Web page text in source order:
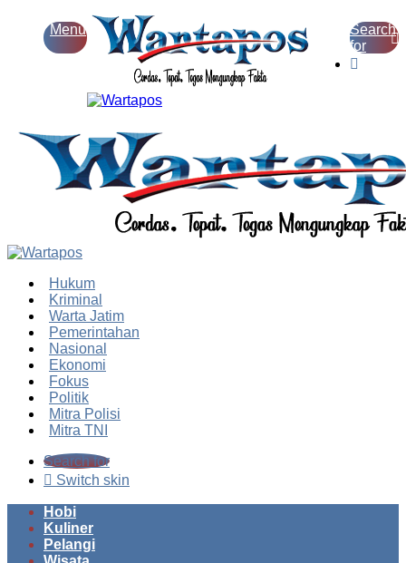
Menu
Search
for
Hukum
Kriminal
Warta Jatim
Pemerintahan
Nasional
Ekonomi
Fokus
Politik
Mitra Polisi
Mitra TNI
Search for
Switch skin
Hobi
Kuliner
Pelangi